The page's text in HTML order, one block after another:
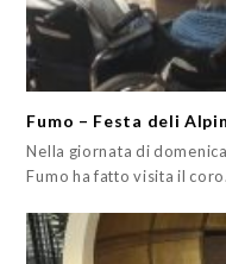
Fumo – Festa deli
Nella giornata di
Fumo ha fatto visita il